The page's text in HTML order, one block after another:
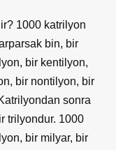
1000 katrilyon
bin, bir
bir kentilyon,
bir nontilyon, bir
sonra
trilyondur. 1000
bir milyar, bir